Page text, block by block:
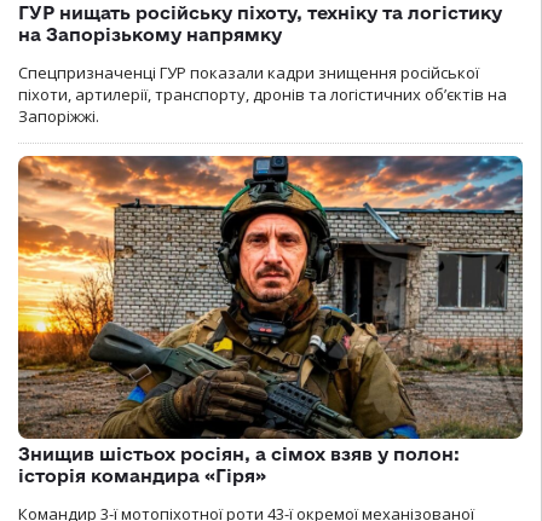
ГУР нищать російську піхоту, техніку та логістику
на Запорізькому напрямку
Спецпризначенці ГУР показали кадри знищення російської
піхоти, артилерії, транспорту, дронів та логістичних об’єктів на
Запоріжжі.
Знищив шістьох росіян, а сімох взяв у полон:
історія командира «Гіря»
Командир 3-ї мотопіхотної роти 43-ї окремої механізованої